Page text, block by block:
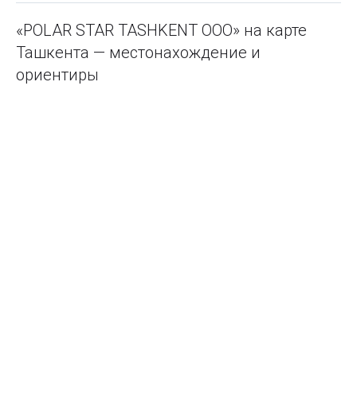
«POLAR STAR TASHKENT ООО» на карте
Ташкента — местонахождение и
ориентиры